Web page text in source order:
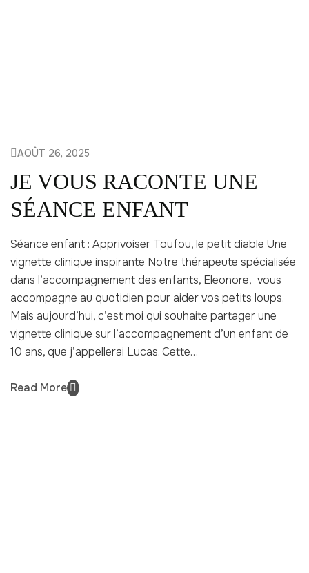
AOÛT 26, 2025
JE VOUS RACONTE UNE
SÉANCE ENFANT
Séance enfant : Apprivoiser Toufou, le petit diable Une
vignette clinique inspirante Notre thérapeute spécialisée
dans l’accompagnement des enfants, Eleonore, vous
accompagne au quotidien pour aider vos petits loups.
Mais aujourd’hui, c’est moi qui souhaite partager une
vignette clinique sur l’accompagnement d’un enfant de
10 ans, que j’appellerai Lucas. Cette…
Read More